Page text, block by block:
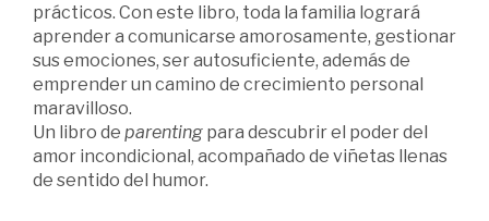
prácticos. Con este libro, toda la familia logrará
aprender a comunicarse amorosamente, gestionar
sus emociones, ser autosuficiente, además de
emprender un camino de crecimiento personal
maravilloso.
Un libro de parenting para descubrir el poder del
amor incondicional, acompañado de viñetas llenas
de sentido del humor.